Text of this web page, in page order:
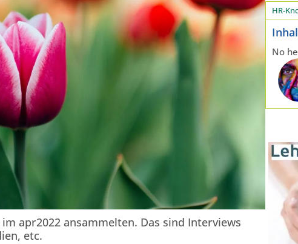
apr2022 ansammelten. Das sind Interviews
etc.
HR-
No